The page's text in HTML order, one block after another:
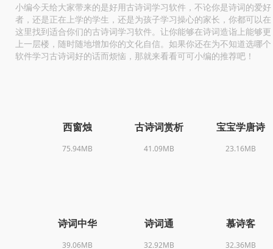
小编今天给大家带来的是好用古诗词学习软件，不论你是诗词的爱好
者，还是正在上学的学生，还是为孩子学习操心的家长，你都可以在
这里找到适合你们的古诗词学习软件。让你能够在诗词造诣上能够更
上一层楼，随时随地增加你的文化自信。如果你还在为不知道选哪个
软件学习古诗词好的话而烦恼，那就来看看可可小编的推荐吧！
西窗烛
75.94MB
古诗词赏析
41.09MB
宝宝学唐诗
23.16MB
诗词中华
39.06MB
诗词通
32.92MB
慕诗客
32.36MB